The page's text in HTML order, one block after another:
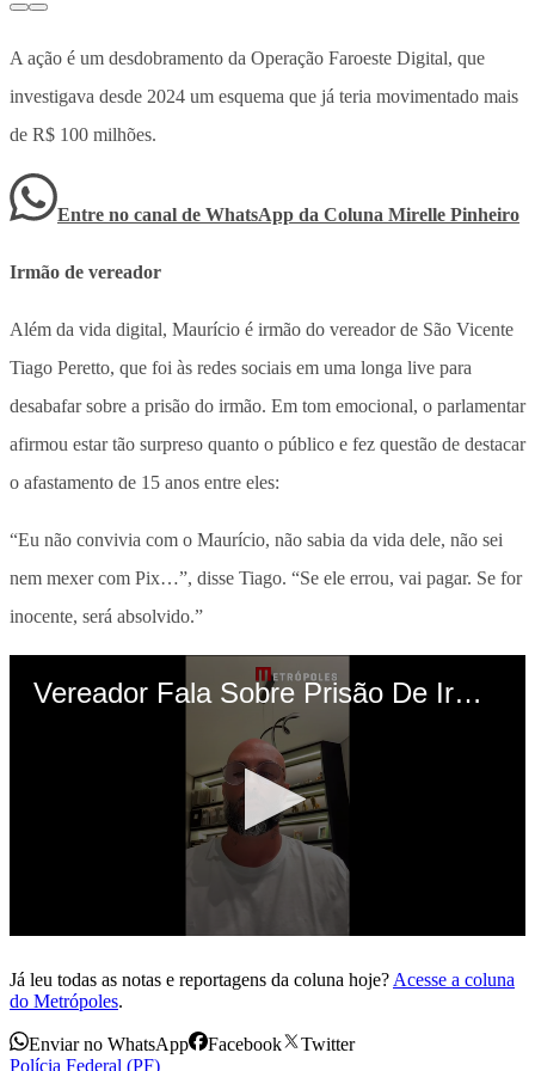
A ação é um desdobramento da Operação Faroeste Digital, que
investigava desde 2024 um esquema que já teria movimentado mais
de R$ 100 milhões.
Entre no canal de WhatsApp da Coluna Mirelle Pinheiro
Irmão de vereador
Além da vida digital, Maurício é irmão do vereador de São Vicente
Tiago Peretto, que foi às redes sociais em uma longa live para
desabafar sobre a prisão do irmão. Em tom emocional, o parlamentar
afirmou estar tão surpreso quanto o público e fez questão de destacar
o afastamento de 15 anos entre eles:
“Eu não convivia com o Maurício, não sabia da vida dele, não sei
nem mexer com Pix…”, disse Tiago. “Se ele errou, vai pagar. Se for
inocente, será absolvido.”
Já leu todas as notas e reportagens da coluna hoje? Acesse a coluna
do Metrópoles.
Enviar no WhatsApp Facebook
Twitter
Polícia Federal (PF)